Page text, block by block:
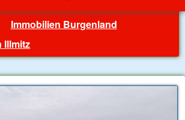
Immobilien Burgenland
Illmitz